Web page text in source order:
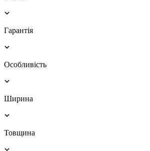
Гарантія
Особливість
Ширина
Товщина